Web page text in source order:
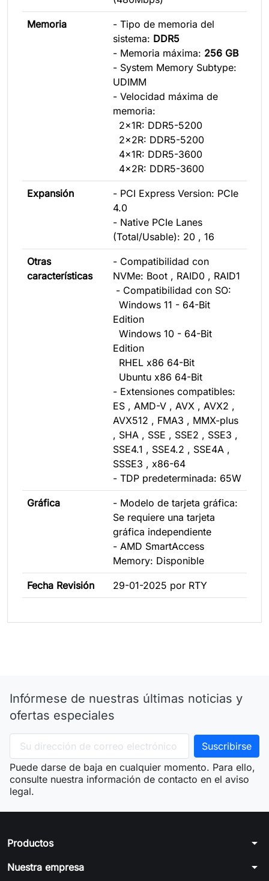
Memoria
- Tipo de memoria del
sistema: DDR5
- Memoria máxima: 256 GB
- System Memory Subtype:
UDIMM
- Velocidad máxima de
memoria:
2x1R: DDR5-5200
2x2R: DDR5-5200
4x1R: DDR5-3600
4x2R: DDR5-3600
Expansión
- PCI Express Version: PCIe
4.0
- Native PCIe Lanes
(Total/Usable): 20 , 16
Otras
características
- Compatibilidad con
NVMe: Boot , RAID0 , RAID1
- Compatibilidad con SO:
Windows 11 - 64-Bit
Edition
Windows 10 - 64-Bit
Edition
RHEL x86 64-Bit
Ubuntu x86 64-Bit
- Extensiones compatibles:
ES , AMD-V , AVX , AVX2 ,
AVX512 , FMA3 , MMX-plus
, SHA , SSE , SSE2 , SSE3 ,
SSE4.1 , SSE4.2 , SSE4A ,
SSSE3 , x86-64
- TDP predeterminada: 65W
Gráfica
- Modelo de tarjeta gráfica:
Se requiere una tarjeta
gráfica independiente
- AMD SmartAccess
Memory: Disponible
Fecha Revisión 29-01-2025 por RTY
Infórmese de nuestras últimas noticias y
ofertas especiales
Puede darse de baja en cualquier momento. Para ello,
consulte nuestra información de contacto en el aviso
legal.
Productos arrow_drop_down
Nuestra empresa arrow_drop_down